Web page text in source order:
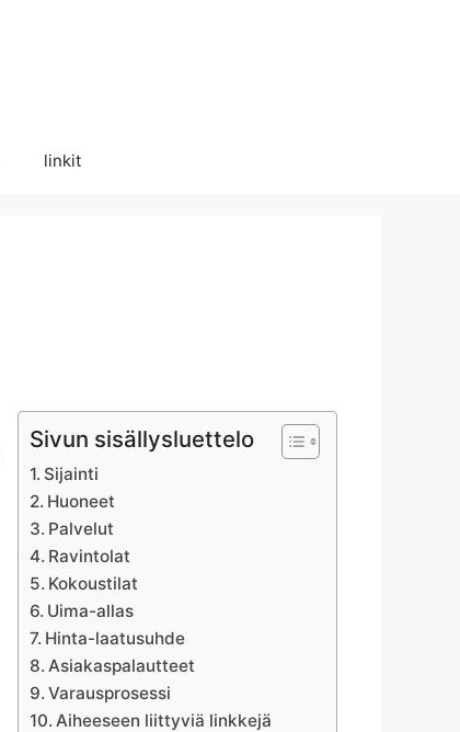
linkit
Sivun sisällysluettelo
Sijainti
Huoneet
Palvelut
Ravintolat
Kokoustilat
Uima-allas
Hinta-laatusuhde
Asiakaspalautteet
Varausprosessi
Aiheeseen liittyviä linkkejä